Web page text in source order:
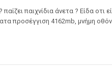
παιχνίδια άνετα ? Είδα οτι
προσέγγιση 4162mb, μνήμη